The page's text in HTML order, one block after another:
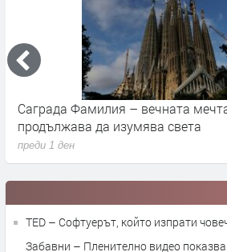
Саграда Фамилия – вечната
продължава да изумява света
преди 1 ден
TED – Софтуерът, който изпрати
Забавни – Пленително видео показва как щяха да